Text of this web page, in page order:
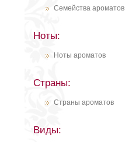
Семейства ароматов
Ноты:
Ноты ароматов
Страны:
Страны ароматов
Виды: